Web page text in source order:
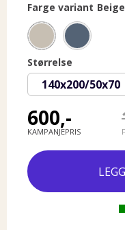
Farge variant Beige
Størrelse
140x200/50x70
600,-
KAMPANJEPRIS